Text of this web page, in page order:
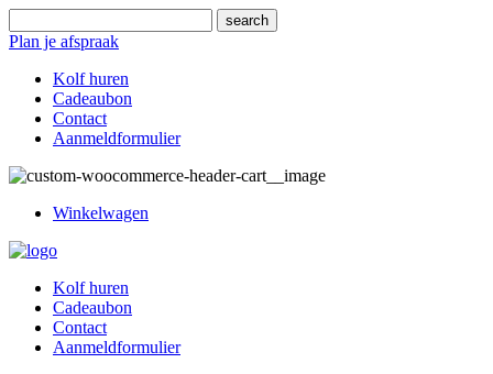
Plan je afspraak
Kolf huren
Cadeaubon
Contact
Aanmeldformulier
Winkelwagen
Kolf huren
Cadeaubon
Contact
Aanmeldformulier